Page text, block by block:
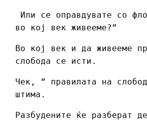
Или се оправдувате со
во кој век живееме?”
Во кој век и да живееме
слобода се исти.
Чек, ” правилата на
штима.
Разбудените ќе разберат